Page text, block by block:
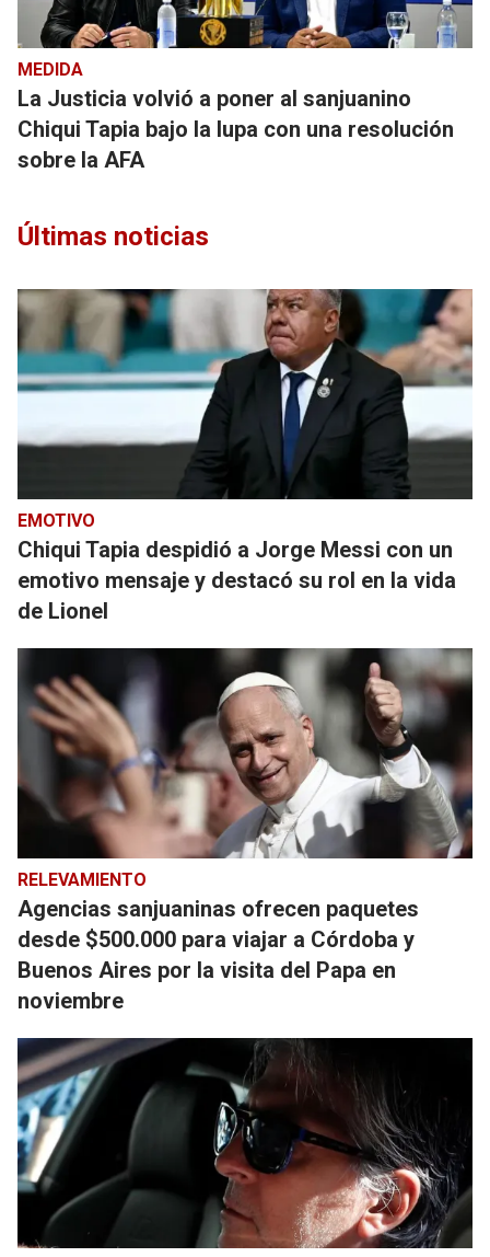
MEDIDA
La Justicia volvió a poner al sanjuanino
Chiqui Tapia bajo la lupa con una resolución
sobre la AFA
Últimas noticias
EMOTIVO
Chiqui Tapia despidió a Jorge Messi con un
emotivo mensaje y destacó su rol en la vida
de Lionel
RELEVAMIENTO
Agencias sanjuaninas ofrecen paquetes
desde $500.000 para viajar a Córdoba y
Buenos Aires por la visita del Papa en
noviembre